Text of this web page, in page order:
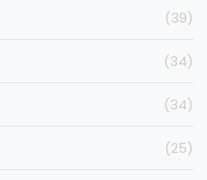
(39)
(34)
(34)
(25)